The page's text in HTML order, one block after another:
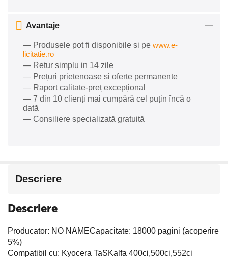
Avantaje
— Produsele pot fi disponibile si pe www.e-
licitatie.ro
— Retur simplu in 14 zile
— Prețuri prietenoase si oferte permanente
— Raport calitate-preț excepțional
— 7 din 10 clienți mai cumpără cel puțin încă o
dată
— Consiliere specializată gratuită
Descriere
Descriere
Producator: NO NAMECapacitate: 18000 pagini (acoperire
5%)
Compatibil cu: Kyocera TaSKalfa 400ci,500ci,552ci